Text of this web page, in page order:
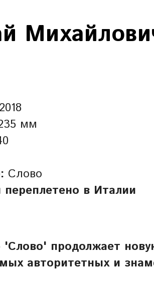
2018
мм
Слово
в Италии
'Слово' продолжает
авторитетных и